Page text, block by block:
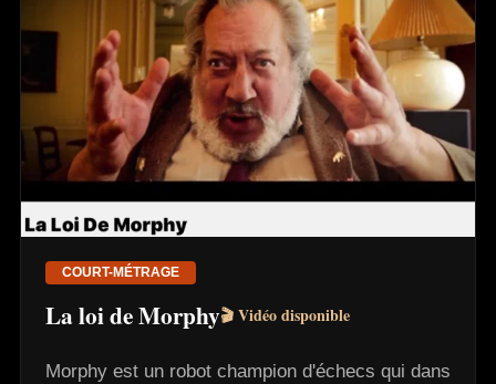
COURT-MÉTRAGE
La loi de Morphy🎬 Vidéo disponible
Morphy est un robot champion d'échecs qui dans